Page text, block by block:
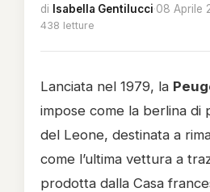
di Isabella Gentilucci·08 Aprile
438 letture
Lanciata nel 1979, la
impose come la berlina di
del Leone, destinata a
come l’ultima vettura a
prodotta dalla Casa